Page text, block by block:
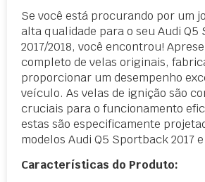
Se você está procurando por um
alta qualidade para o seu Audi Q5
2017/2018, você encontrou!
completo de velas originais,
proporcionar um desempenho
veículo. As velas de ignição são
cruciais para o funcionamento
estas são especificamente
modelos Audi Q5 Sportback 2017 e
Características do Produto: